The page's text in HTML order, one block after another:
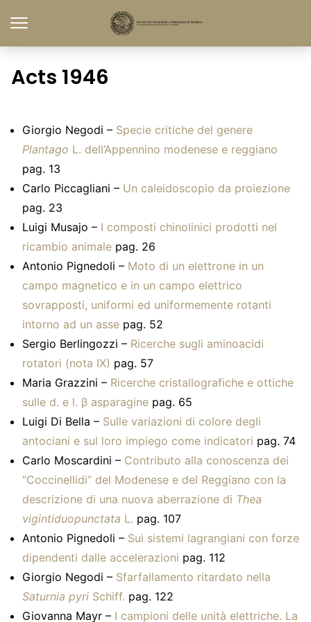
Acts 1946
Giorgio Negodi – Specie critiche del genere
Plantago L. dell’Appennino modenese e reggiano
pag. 13
Carlo Piccagliani – Un caleidoscopio da proiezione
pag. 23
Luigi Musajo – I composti chinolinici prodotti nel
ricambio animale pag. 26
Antonio Pignedoli – Moto di un elettrone in un
campo magnetico e in un campo elettrico
sovrapposti, uniformi ed uniformemente rotanti
intorno ad un asse pag. 52
Sergio Berlingozzi – Ricerche sugli aminoacidi
rotatori (nota IX) pag. 57
Maria Grazzini – Ricerche cristallografiche e ottiche
sulle d. e l. β asparagine pag. 65
Luigi Di Bella – Sulle variazioni di colore degli
antociani e sul loro impiego come indicatori pag. 74
Carlo Moscardini – Contributo alla conoscenza dei
“Coccinellidi” del Modenese e del Reggiano con la
descrizione di una nuova aberrazione di Thea
vigintiduopunctata L. pag. 107
Antonio Pignedoli – Sui sistemi lagrangiani con forze
dipendenti dalle accelerazioni pag. 112
Giorgio Negodi – Sfarfallamento ritardato nella
Saturnia pyri Schiff. pag. 122
Giovanna Mayr – I campioni delle unità elettriche. La